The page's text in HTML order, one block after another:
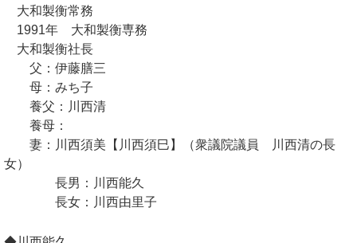
大和製衡常務
1991年 大和製衡専務
大和製衡社長
父：伊藤膳三
母：みち子
養父：川西清
養母：
妻：川西須美【川西須巳】（衆議院議員 川西清の長
女）
長男：川西能久
長女：川西由里子